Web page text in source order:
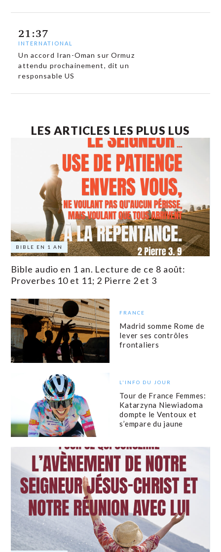
21:37
INTERNATIONAL
Un accord Iran-Oman sur Ormuz
attendu prochainement, dit un
responsable US
LES ARTICLES LES PLUS LUS
BIBLE EN 1 AN
Bible audio en 1 an. Lecture de ce 8 août:
Proverbes 10 et 11; 2 Pierre 2 et 3
FRANCE
Madrid somme Rome de
lever ses contrôles
frontaliers
L'INFO DU JOUR
Tour de France Femmes:
Katarzyna Niewiadoma
dompte le Ventoux et
s’empare du jaune